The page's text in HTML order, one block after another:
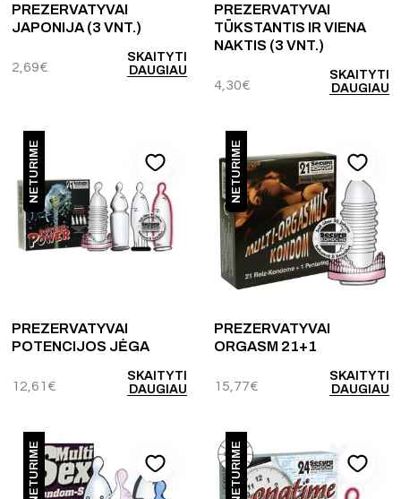
PREZERVATYVAI
JAPONIJA (3 VNT.)
2,69€
SKAITYTI
DAUGIAU
PREZERVATYVAI
TŪKSTANTIS IR VIENA
NAKTIS (3 VNT.)
4,30€
SKAITYTI
DAUGIAU
NETURIME
PREZERVATYVAI
POTENCIJOS JĖGA
12,61 €
SKAITYTI
DAUGIAU
NETURIME
PREZERVATYVAI
ORGASM 21+1
15,77€
SKAITYTI
DAUGIAU
NETURIME NETURIME